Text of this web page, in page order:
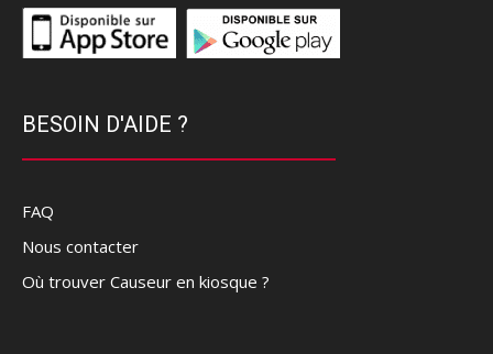
BESOIN D'AIDE ?
FAQ
Nous contacter
Où trouver Causeur en kiosque ?